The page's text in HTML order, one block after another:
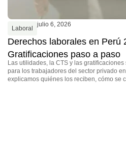
Laboral
julio 6, 2026
Derechos laborales en Perú
Gratificaciones paso a paso
Las utilidades, la CTS y las
para los trabajadores del sector privado
explicamos quiénes los reciben, cómo se